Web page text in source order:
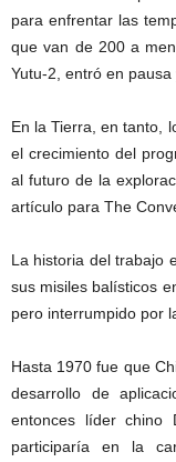
para enfrentar las
que van de 200 a
Yutu-2, entró en
En la Tierra, en tanto,
el crecimiento del
al futuro de la
artículo para The
La historia del trabajo
sus misiles balísticos
pero interrumpido por
Hasta 1970 fue que
desarrollo de
entonces líder chino
participaría en la